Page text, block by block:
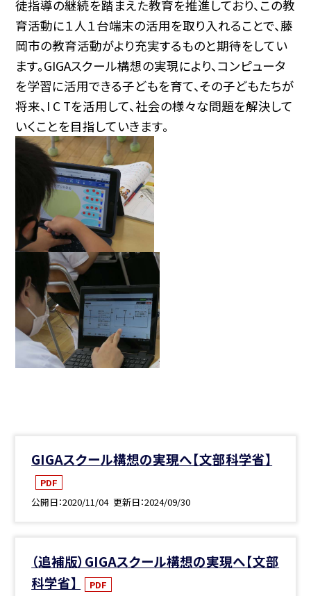
徒指導の継続を踏まえた教育を推進しており、この教
育活動に１人１台端末の活用を取り入れることで、藤
岡市の教育活動がより充実するものと期待をしてい
ます。GIGAスクール構想の実現により、コンピュータ
を学習に活用できる子どもを育て、その子どもたちが
将来、I C Tを活用して、社会の様々な問題を解決して
いくことを目指していきます。
GIGAスクール構想の実現へ【文部科学省】
PDF
公開日 2020/11/04 更新日 2024/09/30
（追補版）GIGAスクール構想の実現へ【文部
科学省】
PDF